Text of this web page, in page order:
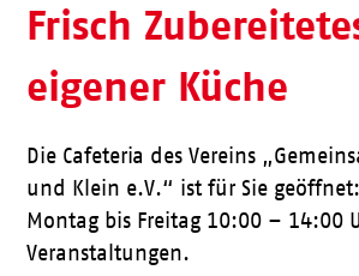
Frisch
eigener Küche
Die Cafeteria des Vereins
und Klein e.V.“ ist für Sie geöffnet:
Montag bis Freitag 10:00 – 14:00
Veranstaltungen.